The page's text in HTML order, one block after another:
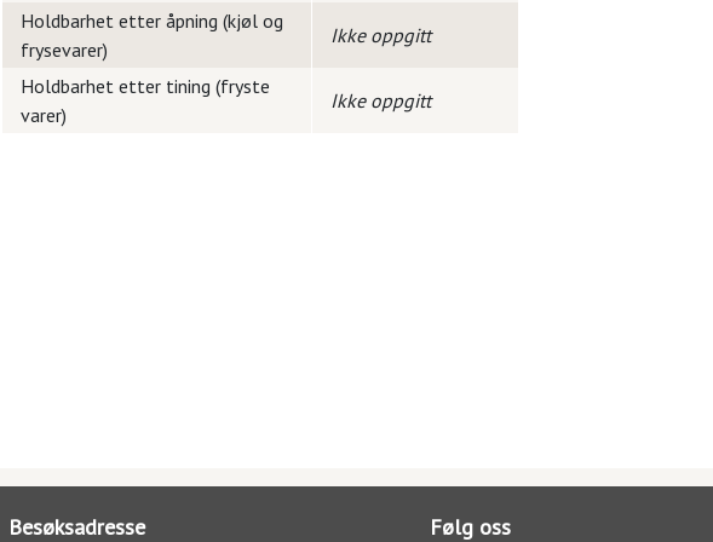
Holdbarhet etter åpning (kjøl og
frysevarer)
Ikke oppgitt
Holdbarhet etter tining (fryste
varer)
Ikke oppgitt
Besøksadresse Følg oss